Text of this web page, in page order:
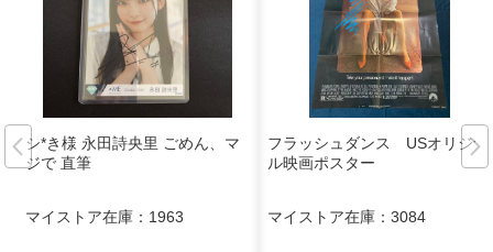
シ*き様 永田詩央里 ごめん、マ
ジで 直筆
マイストア在庫： 1963
フラッシュダンス USオリジナ
ル映画ポスター
マイストア在庫： 3084